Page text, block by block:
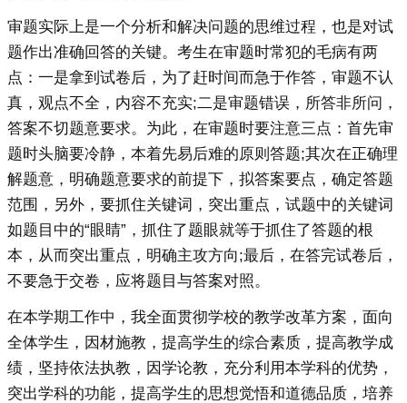
审题实际上是一个分析和解决问题的思维过程，也是对试
题作出准确回答的关键。考生在审题时常犯的毛病有两
点：一是拿到试卷后，为了赶时间而急于作答，审题不认
真，观点不全，内容不充实;二是审题错误，所答非所问，
答案不切题意要求。为此，在审题时要注意三点：首先审
题时头脑要冷静，本着先易后难的原则答题;其次在正确理
解题意，明确题意要求的前提下，拟答案要点，确定答题
范围，另外，要抓住关键词，突出重点，试题中的关键词
如题目中的“眼睛”，抓住了题眼就等于抓住了答题的根
本，从而突出重点，明确主攻方向;最后，在答完试卷后，
不要急于交卷，应将题目与答案对照。
在本学期工作中，我全面贯彻学校的教学改革方案，面向
全体学生，因材施教，提高学生的综合素质，提高教学成
绩，坚持依法执教，因学论教，充分利用本学科的优势，
突出学科的功能，提高学生的思想觉悟和道德品质，培养